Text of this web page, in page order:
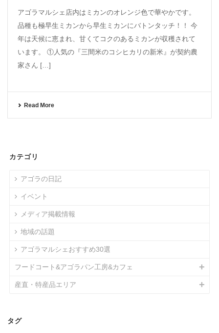
アゴラマルシェ店内はミカンのオレンジ色で華やかです。
品種も極早生ミカンから早生ミカンにバトンタッチ！！ 今
年は天候に恵まれ、甘くてコクのあるミカンが収穫されて
います。 ①人気の『三間米のコシヒカリの新米』が契約農
家さん […]
Read More
カテゴリ
アゴラの日記
イベント
メディア掲載情報
地域の話題
アゴラマルシェおすすめ30選
フードコート&アゴラパン工房&カフェ
産直・特産品エリア
タグ